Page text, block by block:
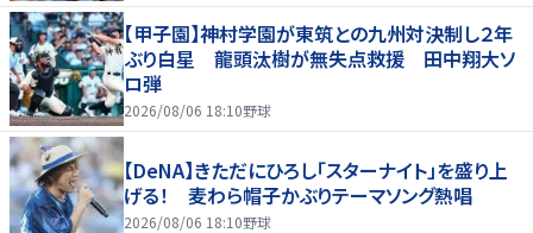
【甲子園】神村学園が東筑との九州対決制し２年
ぶり白星 龍頭汰樹が無失点救援 田中翔大ソ
ロ弾
2026/08/06 18:10野球
【DeNA】きただにひろし「スターナイト」を盛り上
げる！ 麦わら帽子かぶりテーマソング熱唱
2026/08/06 18:10野球